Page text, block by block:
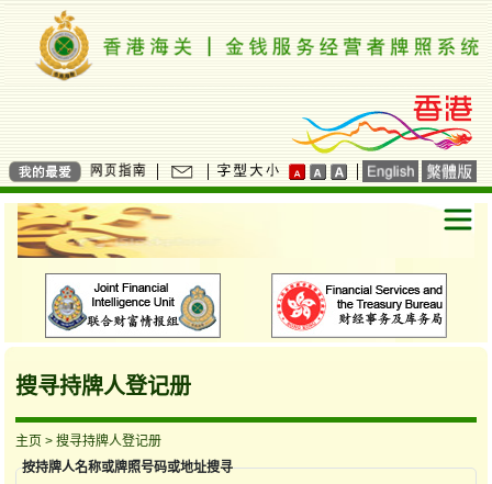
搜寻持牌人登记册
主页 > 搜寻持牌人登记册
按持牌人名称或牌照号码或地址搜寻